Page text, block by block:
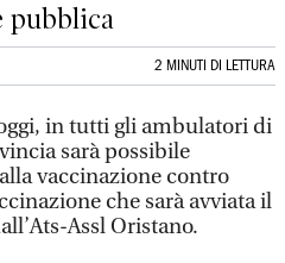
pubblica
2 MINUTI DI LETTURA
in tutti gli ambulatori di
sarà possibile
vaccinazione contro
che sarà avviata il
Assl Oristano.